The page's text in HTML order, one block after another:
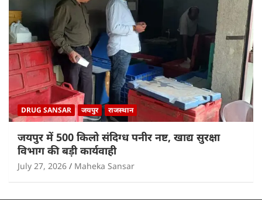
DRUG SANSAR जयपुर राजस्थान
जयपुर में 500 किलो संदिग्ध पनीर नष्ट, खाद्य सुरक्षा
विभाग की बड़ी कार्यवाही
July 27, 2026 Maheka Sansar